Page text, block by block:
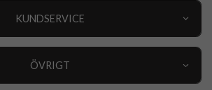
KUNDSERVICE
ÖVRIGT